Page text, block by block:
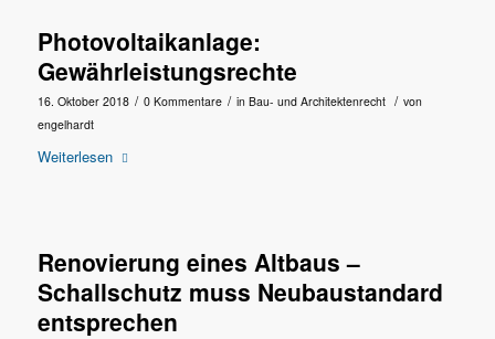
Photovoltaikanlage:
Gewährleistungsrechte
16. Oktober 2018 / 0 Kommentare / in Bau- und Architektenrecht / von
engelhardt
Weiterlesen
Renovierung eines Altbaus –
Schallschutz muss Neubaustandard
entsprechen